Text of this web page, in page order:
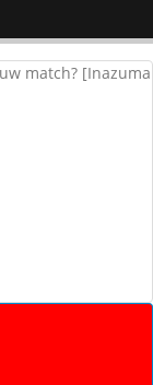
match? [Inazuma